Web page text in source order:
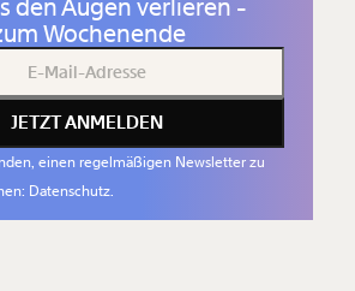
den Augen verlieren -
Wochenende
JETZT ANMELDEN
einen regelmäßigen Newsletter zu
Datenschutz.